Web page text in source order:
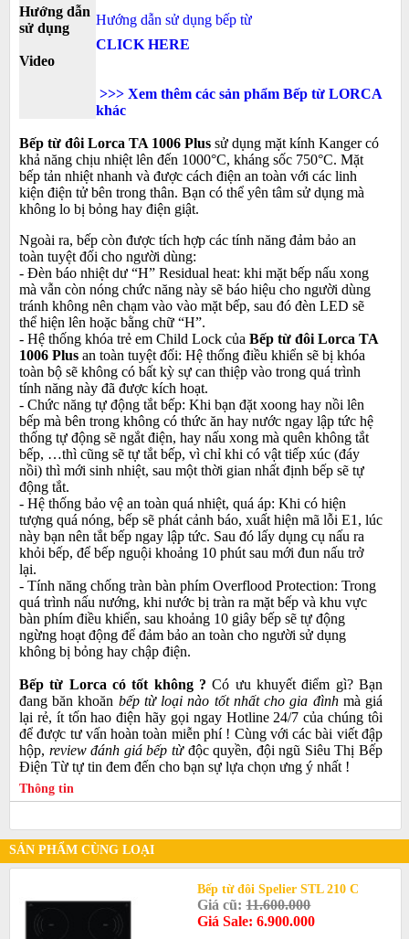
Hướng dẫn
sử dụng
Hướng dẫn sử dụng bếp từ
CLICK HERE
Video
>>> Xem thêm các sản phẩm Bếp từ LORCA
khác
Bếp từ đôi Lorca TA 1006 Plus sử dụng mặt kính Kanger có
khả năng chịu nhiệt lên đến 1000°C, kháng sốc 750°C. Mặt
bếp tản nhiệt nhanh và được cách điện an toàn với các linh
kiện điện tử bên trong thân. Bạn có thể yên tâm sử dụng mà
không lo bị bỏng hay điện giật.
Ngoài ra, bếp còn được tích hợp các tính năng đảm bảo an
toàn tuyệt đối cho người dùng:
- Đèn báo nhiệt dư “H” Residual heat: khi mặt bếp nấu xong
mà vẫn còn nóng chức năng này sẽ báo hiệu cho người dùng
tránh không nên chạm vào vào mặt bếp, sau đó đèn LED sẽ
thể hiện lên hoặc bằng chữ “H”.
- Hệ thống khóa trẻ em Child Lock của Bếp từ đôi Lorca TA
1006 Plus an toàn tuyệt đối: Hệ thống điều khiển sẽ bị khóa
toàn bộ sẽ không có bất kỳ sự can thiệp vào trong quá trình
tính năng này đã được kích hoạt.
- Chức năng tự động tắt bếp: Khi bạn đặt xoong hay nồi lên
bếp mà bên trong không có thức ăn hay nước ngay lập tức hệ
thống tự động sẽ ngắt điện, hay nấu xong mà quên không tắt
bếp, …thì cũng sẽ tự tắt bếp, vì chỉ khi có vật tiếp xúc (đáy
nồi) thì mới sinh nhiệt, sau một thời gian nhất định bếp sẽ tự
động tắt.
- Hệ thống bảo vệ an toàn quá nhiệt, quá áp: Khi có hiện
tượng quá nóng, bếp sẽ phát cảnh báo, xuất hiện mã lỗi E1, lúc
này bạn nên tắt bếp ngay lập tức. Sau đó lấy dụng cụ nấu ra
khỏi bếp, để bếp nguội khoảng 10 phút sau mới đun nấu trở
lại.
- Tính năng chống tràn bàn phím Overflood Protection: Trong
quá trình nấu nướng, khi nước bị tràn ra mặt bếp và khu vực
bàn phím điều khiển, sau khoảng 10 giây bếp sẽ tự động
ngừng hoạt động để đảm bảo an toàn cho người sử dụng
không bị bỏng hay chập điện.
Bếp từ Lorca có tốt không ? Có ưu khuyết điểm gì? Bạn
đang băn khoăn bếp từ loại nào tốt nhất cho gia đìnhmà giá
lại rẻ, ít tốn hao điện hãy gọi ngay Hotline 24/7 của chúng tôi
để được tư vấn hoàn toàn miễn phí ! Cùng với các bài viết đập
hộp, review đánh giá bếp từđộc quyền, đội ngũ Siêu Thị Bếp
Điện Từ tự tin đem đến cho bạn sự lựa chọn ưng ý nhất !
Thông tin
SẢN PHẨM CÙNG LOẠI
Bếp từ đôi Spelier STL 210 C
Giá cũ:11.600.000
Giá Sale: 6.900.000